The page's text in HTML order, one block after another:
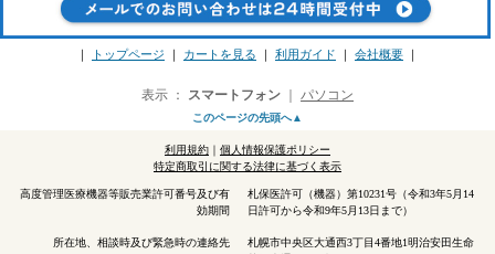
｜ トップページ ｜ カートを見る ｜ 利用ガイド ｜ 会社概要 ｜
表示 ： スマートフォン パソコン
このページの先頭へ▲
利用規約 ｜ 個人情報保護ポリシー
特定商取引に関する法律に基づく表示
高度管理医療機器等販売業許可番号及び有
効期間
所在地、相談時及び緊急時の連絡先
札保医許可（機器）第10231号（令和3年5月14
日許可から令和9年5月13日まで）
札幌市中央区大通西3丁目4番地1明治安田生命